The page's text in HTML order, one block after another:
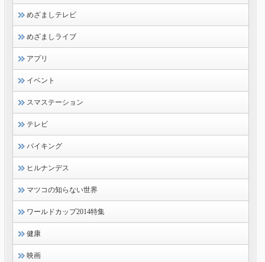
めざましテレビ
めざましライブ
アプリ
イベント
スマステーション
テレビ
バイキング
ヒルナンデス
マツコの知らない世界
ワールドカップ2014特集
健康
映画